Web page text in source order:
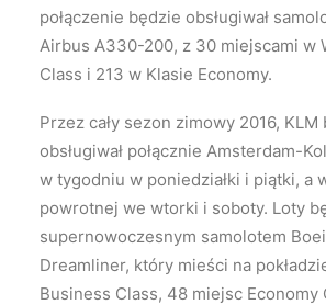
połączenie będzie obsługiwał
Airbus A330-200, z 30 miejscami w
Class i 213 w Klasie Economy.
Przez cały sezon zimowy 2016, KLM
obsługiwał połącznie Amsterdam-
w tygodniu w poniedziałki i piątki, a
powrotnej we wtorki i soboty. Loty
supernowoczesnym samolotem
Dreamliner, który mieści na
Business Class, 48 miejsc Economy